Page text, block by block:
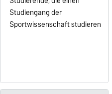
Studiengang der
Sportwissenschaft studieren